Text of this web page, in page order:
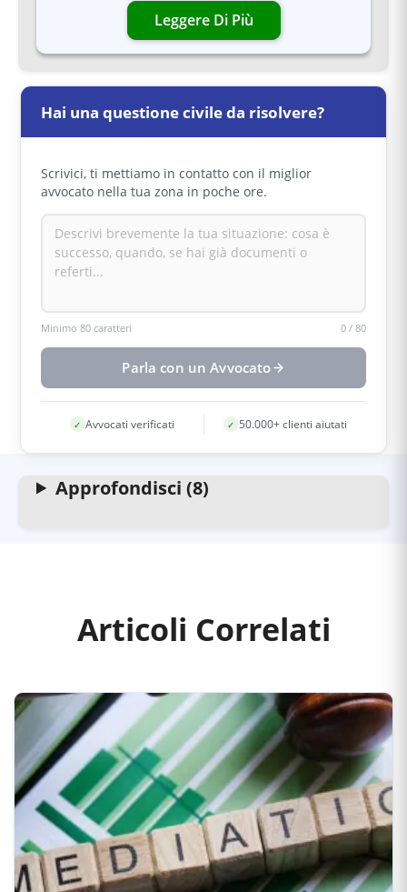
Leggere Di Più
Hai una questione civile da risolvere?
Scrivici, ti mettiamo in contatto con il miglior
avvocato nella tua zona in poche ore.
Minimo 80 caratteri 0/ 80
Parla con un Avvocato
✓ Avvocati verificati ✓ 50.000+ clienti aiutati
Approfondisci (8)
Articoli Correlati